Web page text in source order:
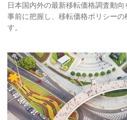
日本国内外の最新移転価格調査動
事前に把握し、移転価格ポリシーの
す。